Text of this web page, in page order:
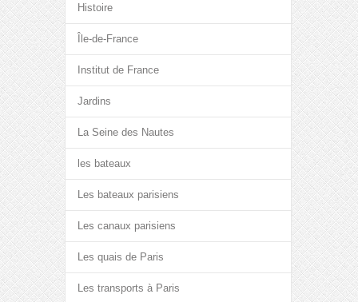
Histoire
Île-de-France
Institut de France
Jardins
La Seine des Nautes
les bateaux
Les bateaux parisiens
Les canaux parisiens
Les quais de Paris
Les transports à Paris